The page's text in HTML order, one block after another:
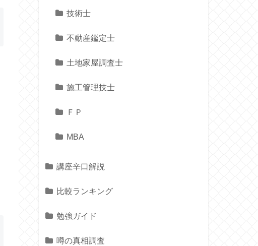
技術士
不動産鑑定士
土地家屋調査士
施工管理技士
ＦＰ
MBA
講座辛口解説
比較ランキング
勉強ガイド
噂の真相調査